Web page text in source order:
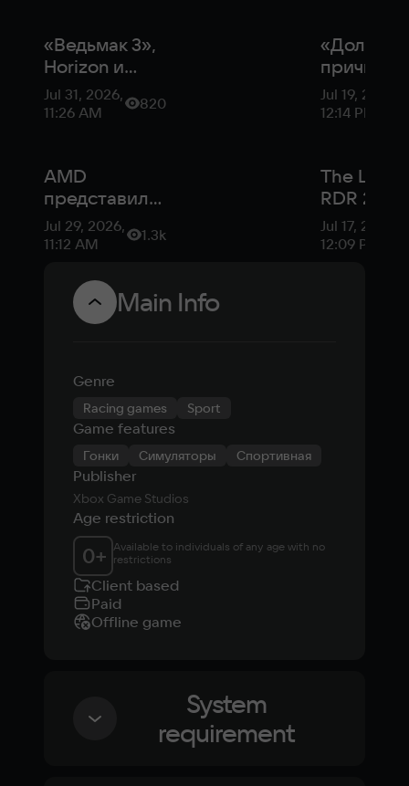
«Ведьмак 3»,
Horizon и
Silent Hill 2:
лучшие
Jul 31, 2026,
11:26 AM
820
AMD
представила
недорогую
видеокарту
9050
Jul 29, 2026,
11:12 AM
1.3k
«Должна
причина
покупать
консоль»:
Jul 19, 2026,
12:14 PM
The Last
RDR 2,
2077:
Jul 17, 2026,
12:09 PM
Main Info
Genre
Racing games Sport
Game features
Гонки Симуляторы Спортивная
Publisher
Xbox Game Studios
Age restriction
0+ Available to individuals of any age with no
restrictions
Client based
Paid
Offline game
System
requirement